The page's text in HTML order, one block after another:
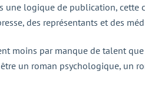
logique de publication, cette
des représentants et des
moins par manque de talent
un roman psychologique, un